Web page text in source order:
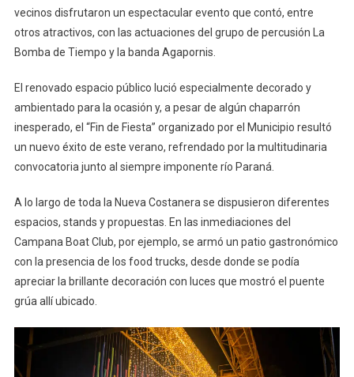
vecinos disfrutaron un espectacular evento que contó, entre
otros atractivos, con las actuaciones del grupo de percusión La
Bomba de Tiempo y la banda Agapornis.
El renovado espacio público lució especialmente decorado y
ambientado para la ocasión y, a pesar de algún chaparrón
inesperado, el “Fin de Fiesta” organizado por el Municipio resultó
un nuevo éxito de este verano, refrendado por la multitudinaria
convocatoria junto al siempre imponente río Paraná.
A lo largo de toda la Nueva Costanera se dispusieron diferentes
espacios, stands y propuestas. En las inmediaciones del
Campana Boat Club, por ejemplo, se armó un patio gastronómico
con la presencia de los food trucks, desde donde se podía
apreciar la brillante decoración con luces que mostró el puente
grúa allí ubicado.